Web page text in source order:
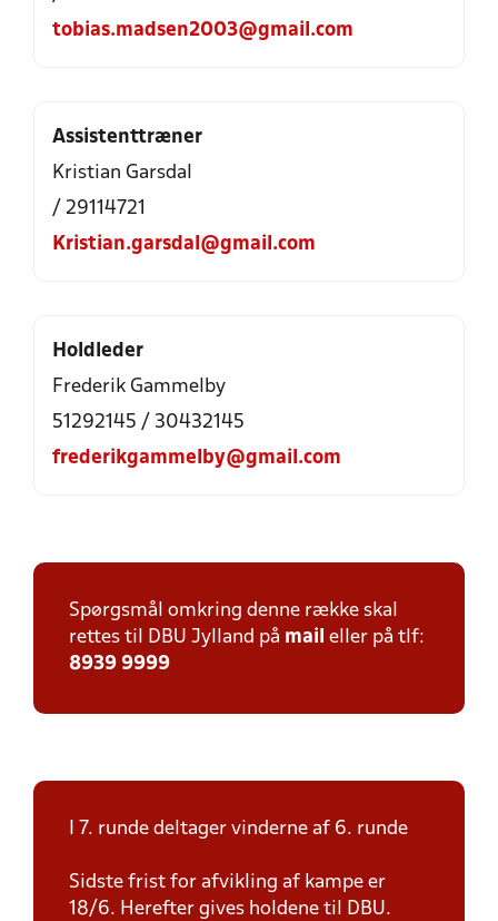
tobias.madsen2003@gmail.com
Assistenttræner
Kristian Garsdal
/ 29114721
Kristian.garsdal@gmail.com
Holdleder
Frederik Gammelby
51292145 / 30432145
frederikgammelby@gmail.com
Spørgsmål omkring denne række skal
rettes til DBU Jylland på mail eller på tlf:
8939 9999
I 7. runde deltager vinderne af 6. runde
Sidste frist for afvikling af kampe er
18/6. Herefter gives holdene til DBU.